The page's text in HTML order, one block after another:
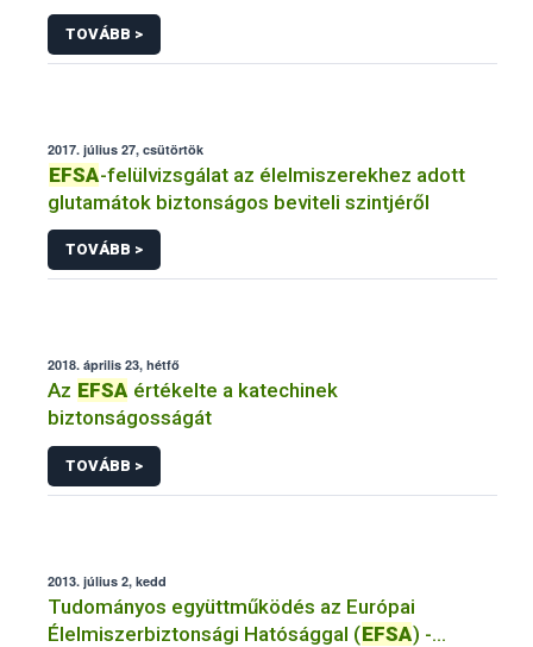
TOVÁBB >
2017. július 27, csütörtök
EFSA-felülvizsgálat az élelmiszerekhez adott
glutamátok biztonságos beviteli szintjéről
TOVÁBB >
2018. április 23, hétfő
Az EFSA értékelte a katechinek
biztonságosságát
TOVÁBB >
2013. július 2, kedd
Tudományos együttműködés az Európai
Élelmiszerbiztonsági Hatósággal (EFSA) -